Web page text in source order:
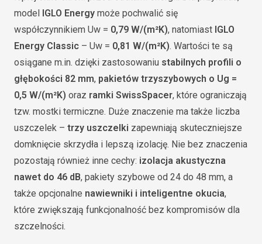
model IGLO Energy może pochwalić się
współczynnikiem Uw = 0,79 W/(m²K), natomiast IGLO
Energy Classic – Uw = 0,81 W/(m²K). Wartości te są
osiągane m.in. dzięki zastosowaniu stabilnych profili o
głębokości 82 mm, pakietów trzyszybowych o Ug =
0,5 W/(m²K) oraz ramki SwissSpacer, które ograniczają
tzw. mostki termiczne. Duże znaczenie ma także liczba
uszczelek – trzy uszczelki zapewniają skuteczniejsze
domknięcie skrzydła i lepszą izolację. Nie bez znaczenia
pozostają również inne cechy: izolacja akustyczna
nawet do 46 dB, pakiety szybowe od 24 do 48 mm, a
także opcjonalne nawiewniki i inteligentne okucia,
które zwiększają funkcjonalność bez kompromisów dla
szczelności.